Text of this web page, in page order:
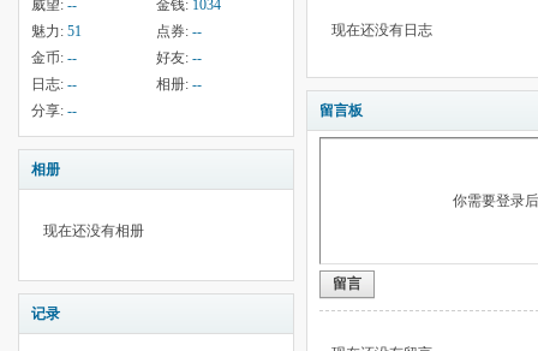
威望: -- 金钱: 1034
魅力: 51 点券: --
金币: -- 好友: --
日志: -- 相册: --
分享: --
相册
现在还没有相册
记录
现在还没有日志
留言板
你需要登录
留言